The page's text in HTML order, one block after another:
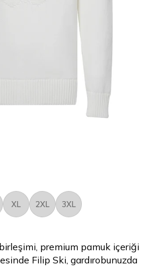
XL 2XL 3XL
premium pamuk içeriği
Filip Ski, gardırobunuzda